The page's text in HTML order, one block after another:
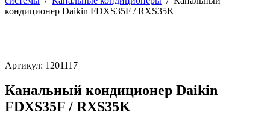
кондиционер Daikin FDXS35F / RXS35K
Артикул: 1201117
Канальный кондиционер Daikin
FDXS35F / RXS35K